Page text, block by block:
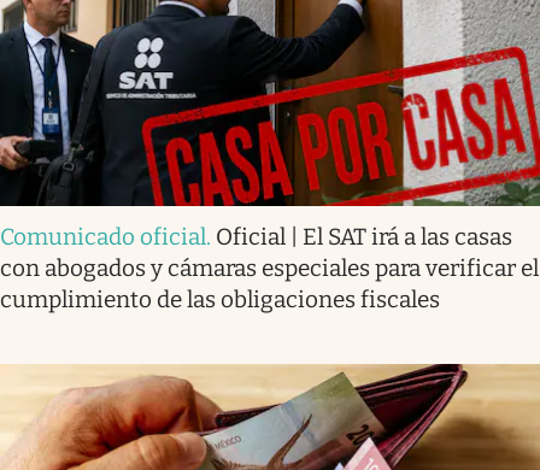
Comunicado oficial. Oficial | El SAT irá a las casas
con abogados y cámaras especiales para verificar el
cumplimiento de las obligaciones fiscales